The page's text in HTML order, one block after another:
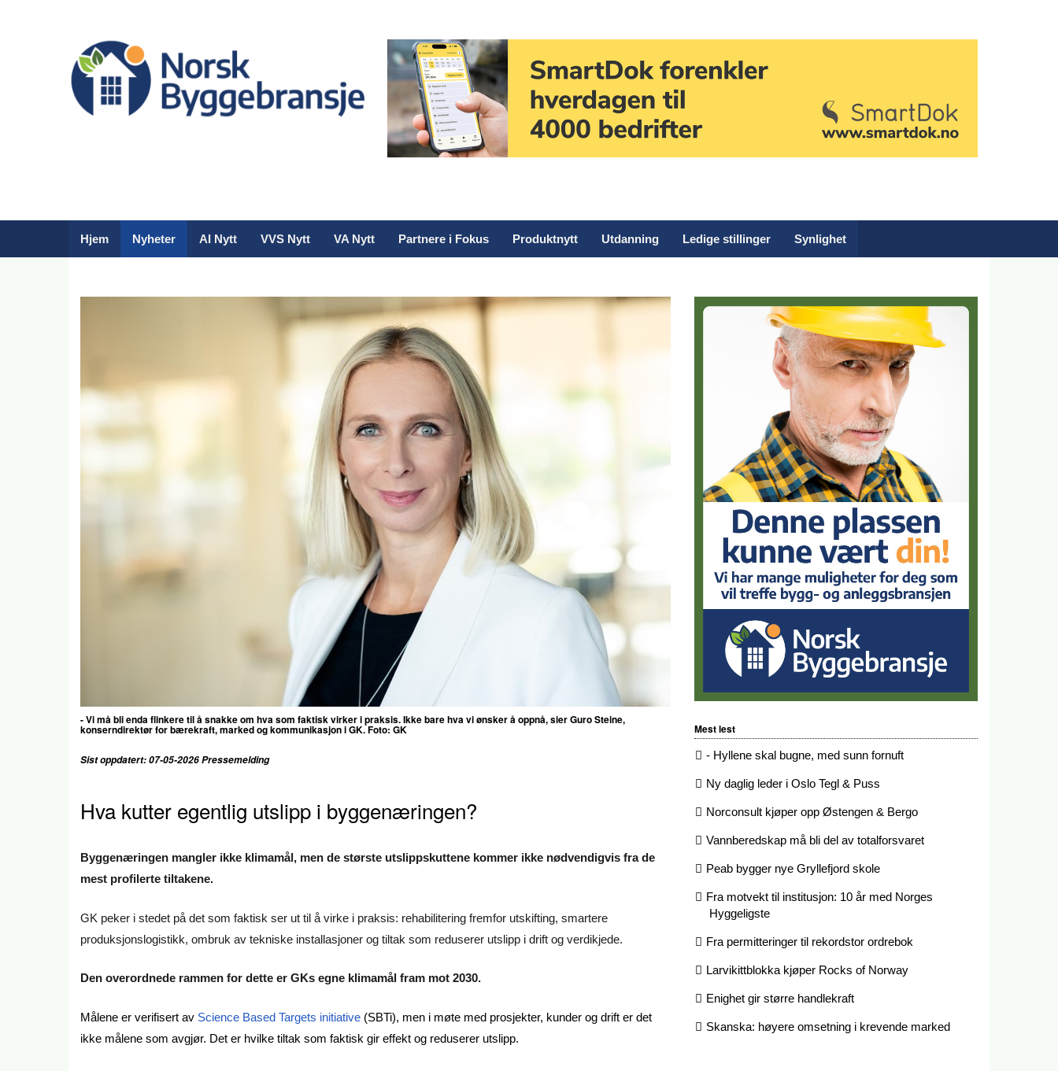
Hjem Nyheter AI Nytt VVS Nytt VA Nytt Partnere i Fokus Produktnytt Utdanning Ledige stillinger Synlighet
- Vi må bli enda flinkere til å snakke om hva som faktisk virker i praksis. Ikke bare hva vi ønsker å oppnå, sier Guro Steine,
konserndirektør for bærekraft, marked og kommunikasjon i GK. Foto: GK
Sist oppdatert: 07-05-2026 Pressemelding
Hva kutter egentlig utslipp i byggenæringen?
Byggenæringen mangler ikke klimamål, men de største utslippskuttene kommer ikke nødvendigvis fra de
mest profilerte tiltakene.
GK peker i stedet på det som faktisk ser ut til å virke i praksis: rehabilitering fremfor utskifting, smartere
produksjonslogistikk, ombruk av tekniske installasjoner og tiltak som reduserer utslipp i drift og verdikjede.
Den overordnede rammen for dette er GKs egne klimamål fram mot 2030.
Målene er verifisert av Science Based Targets initiative (SBTi), men i møte med prosjekter, kunder og drift er det
ikke målene som avgjør. Det er hvilke tiltak som faktisk gir effekt og reduserer utslipp.
Mest lest
- Hyllene skal bugne, med sunn fornuft
Ny daglig leder i Oslo Tegl & Puss
Norconsult kjøper opp Østengen & Bergo
Vannberedskap må bli del av totalforsvaret
Peab bygger nye Gryllefjord skole
Fra motvekt til institusjon: 10 år med Norges
Hyggeligste
Fra permitteringer til rekordstor ordrebok
Larvikittblokka kjøper Rocks of Norway
Enighet gir større handlekraft
Skanska: høyere omsetning i krevende marked